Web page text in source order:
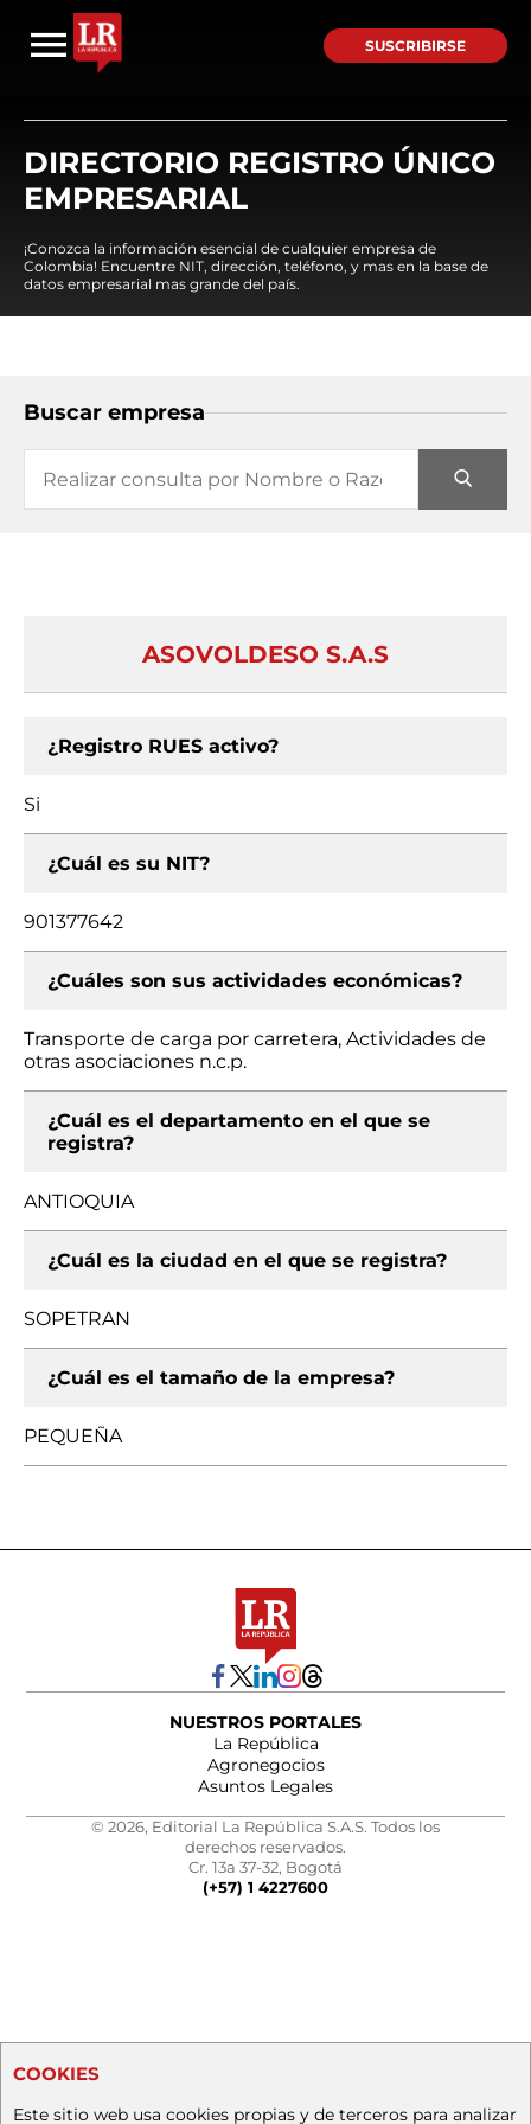
SUSCRIBIRSE
DIRECTORIO REGISTRO ÚNICO
EMPRESARIAL
¡Conozca la información esencial de cualquier empresa de
Colombia! Encuentre NIT, dirección, teléfono, y mas en la base de
datos empresarial mas grande del país.
Buscar empresa
ASOVOLDESO S.A.S
¿Registro RUES activo?
Si
¿Cuál es su NIT?
901377642
¿Cuáles son sus actividades económicas?
Transporte de carga por carretera, Actividades de
otras asociaciones n.c.p.
¿Cuál es el departamento en el que se
registra?
ANTIOQUIA
¿Cuál es la ciudad en el que se registra?
SOPETRAN
¿Cuál es el tamaño de la empresa?
PEQUEÑA
NUESTROS PORTALES
La República
Agronegocios
Asuntos Legales
© 2026, Editorial La República S.A.S. Todos los
derechos reservados.
Cr. 13a 37-32, Bogotá
(+57) 1 4227600
COOKIES
Este sitio web usa cookies propias y de terceros para analizar